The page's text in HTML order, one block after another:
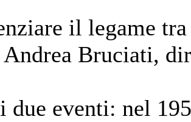
il legame
Andrea Bruciati,
due eventi: nel